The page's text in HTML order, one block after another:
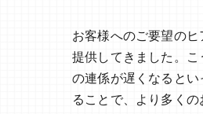
お客様へのご要望の
提供してきました。
の連係が遅くなると
ることで、より多く